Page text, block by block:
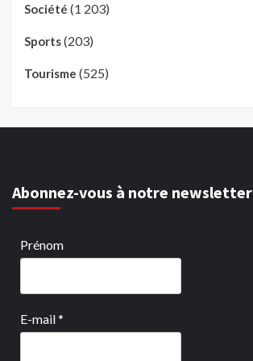
Société (1 203)
Sports(203)
Tourisme (525)
Abonnez-vous à notre newsletter
Prénom
E-mail*